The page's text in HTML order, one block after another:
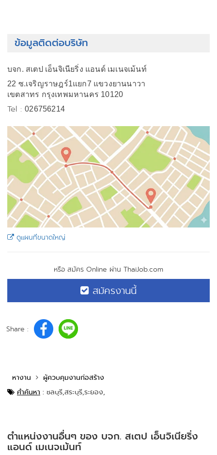
ข้อมูลติดต่อบริษัท
บจก. สเตป เอ็นจิเนียริ่ง แอนด์ เมเนจเม้นท์
22 ซ.เจริญราษฎร์1แยก7 แขวงยานนาวา
เขตสาทร กรุงเทพมหานคร 10120
Tel :026756214
ดูแผนที่ขนาดใหญ่
หรือ สมัคร Online ผ่าน ThaiJob.com
สมัครงานนี้
Share :
หางาน
ผู้ควบคุมงานก่อสร้าง
คำค้นหา : ชลบุรี,สระบุรี,ระยอง,
ตำแหน่งงานอื่นๆ ของ บจก. สเตป เอ็นจิเนียริ่ง
แอนด์ เมเนจเม้นท์